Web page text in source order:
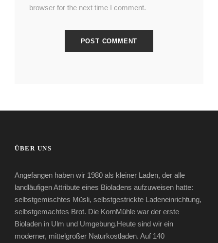
browser for the next time I comment.
ÜBER UNS
Angefangen haben wir 1980 als kleiner Laden, der alle
landläufigen Attribute eines Bioladens aufzuweisen hatte:
selbstgemischtes Müsli, selbstgestrickte Ladeneinrichtung,
selbstgemachtes Brot. Die KornMühle war der erste
Bioladen in Ulm und Umgebung.Heute sind wir ein
moderner, mittelgroßer Naturkostladen. Auf 140